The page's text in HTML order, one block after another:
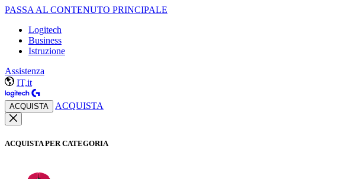
PASSA AL CONTENUTO PRINCIPALE
Logitech
Business
Istruzione
Assistenza
IT,it
ACQUISTA ACQUISTA
ACQUISTA PER CATEGORIA